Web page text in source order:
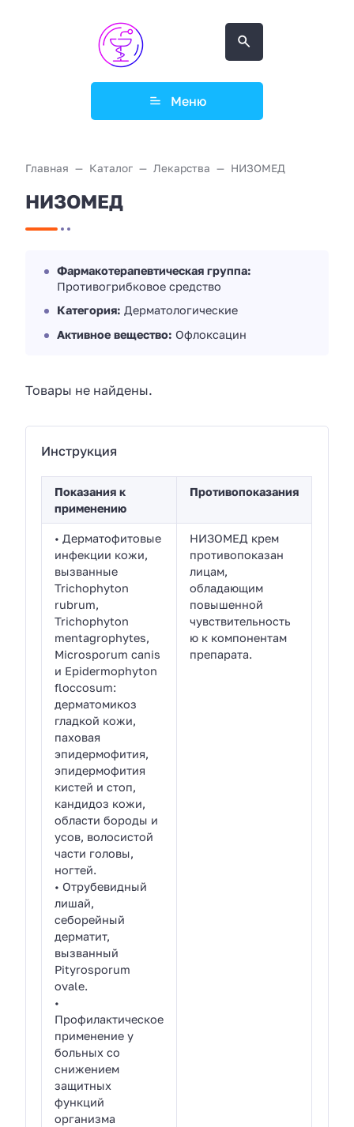
Меню
Главная Каталог Лекарства НИЗОМЕД
НИЗОМЕД
Фармакотерапевтическая группа:
Противогрибковое средство
Категория: Дерматологические
Активное вещество: Офлоксацин
Товары не найдены.
Инструкция
Показания к
применению
Противопоказания
• Дерматофитовые
инфекции кожи,
вызванные
Trichophyton
rubrum,
Trichophyton
mentagrophytes,
Microsporum canis
и Epidermophyton
floccosum:
дерматомикоз
гладкой кожи,
паховая
эпидермофития,
эпидермофития
кистей и стоп,
кандидоз кожи,
области бороды и
усов, волосистой
части головы,
ногтей.
• Отрубевидный
лишай,
себорейный
дерматит,
вызванный
Pityrosporum
ovale.
•
Профилактическое
применение у
больных со
снижением
защитных
функций
организма
НИЗОМЕД крем
противопоказан
лицам,
обладающим
повышенной
чувствительность
ю к компонентам
препарата.